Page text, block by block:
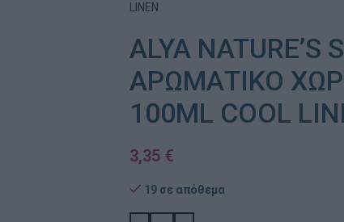
LINEN
ALYA NATURE’S
ΑΡΩΜΑΤΙΚΟ
100ML COOL
3,35 €
19 σε απόθεμα